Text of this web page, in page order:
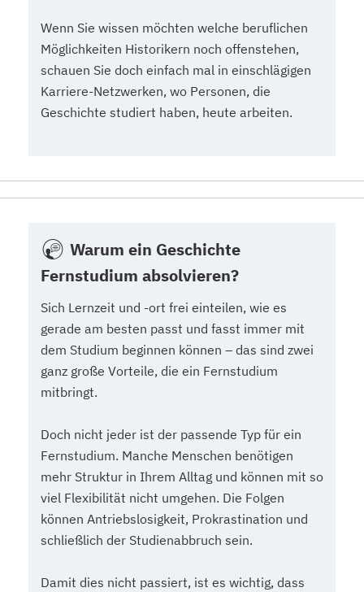
Wenn Sie wissen möchten welche beruflichen
Möglichkeiten Historikern noch offenstehen,
schauen Sie doch einfach mal in einschlägigen
Karriere-Netzwerken, wo Personen, die
Geschichte studiert haben, heute arbeiten.
Warum ein Geschichte
Fernstudium absolvieren?
Sich Lernzeit und -ort frei einteilen, wie es
gerade am besten passt und fasst immer mit
dem Studium beginnen können – das sind zwei
ganz große Vorteile, die ein Fernstudium
mitbringt.
Doch nicht jeder ist der passende Typ für ein
Fernstudium. Manche Menschen benötigen
mehr Struktur in Ihrem Alltag und können mit so
viel Flexibilität nicht umgehen. Die Folgen
können Antriebslosigkeit, Prokrastination und
schließlich der Studienabbruch sein.
Damit dies nicht passiert, ist es wichtig, dass